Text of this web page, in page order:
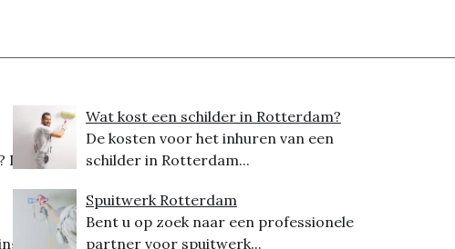
Wat kost een schilder in Rotterdam?
De kosten voor het inhuren van een
schilder in Rotterdam...
Spuitwerk Rotterdam
Bent u op zoek naar een professionele
partner voor spuitwerk...